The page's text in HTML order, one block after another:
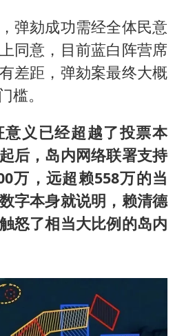
弹劾成功需经全体民意
同意，目前蓝白阵营席
差距，弹劾案最终大概
槛。
义已经超越了投票本
后，岛内网络联署支持
万，远超赖558万的当
字本身就说明，赖清德
怒了相当大比例的岛内